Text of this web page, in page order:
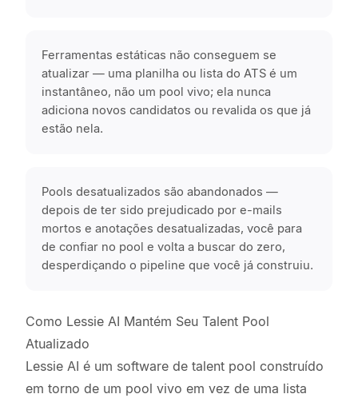
Ferramentas estáticas não conseguem se
atualizar — uma planilha ou lista do ATS é um
instantâneo, não um pool vivo; ela nunca
adiciona novos candidatos ou revalida os que já
estão nela.
Pools desatualizados são abandonados —
depois de ter sido prejudicado por e-mails
mortos e anotações desatualizadas, você para
de confiar no pool e volta a buscar do zero,
desperdiçando o pipeline que você já construiu.
Como Lessie AI Mantém Seu Talent Pool
Atualizado
Lessie AI é um software de talent pool construído
em torno de um pool vivo em vez de uma lista